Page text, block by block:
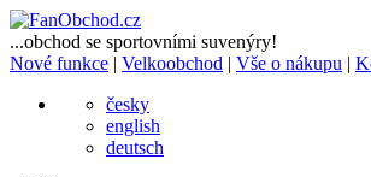
...obchod se sportovními suvenýry!
Nové funkce | Velkoobchod | Vše o nákupu |
česky
english
deutsch